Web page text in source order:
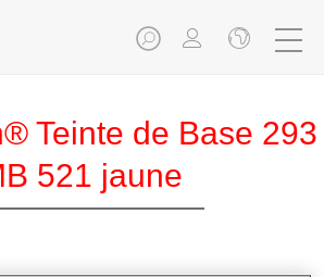
Teinte de Base 293
521 jaune